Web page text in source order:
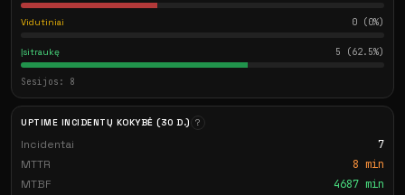
Vidutiniai 0 (0%)
Įsitraukę 5 (62.5%)
Sesijos: 8
UPTIME INCIDENTŲ KOKYBĖ (30 D.) ?
Incidentai
7
MTTR
8 min
MTBF
4687 min